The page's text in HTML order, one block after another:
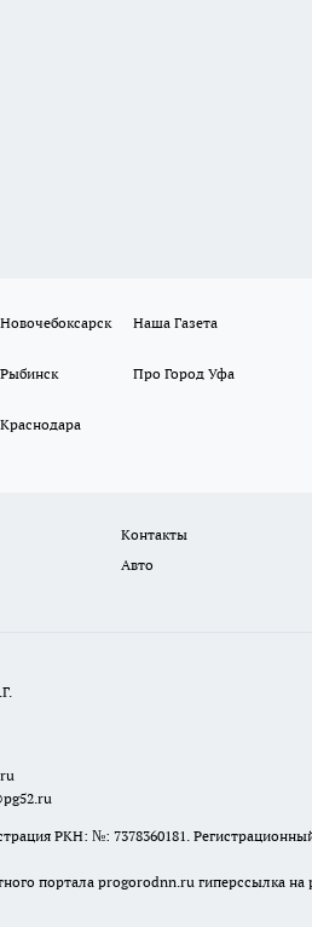
Наша Газета
Про Город Уфа
Контакты
Авто
РКН: №: 7378360181.
портала progorodnn.ru гиперссылка на